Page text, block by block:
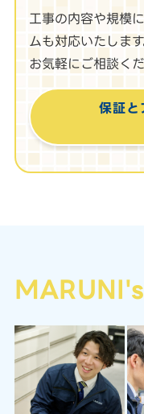
工事の内容や規模
ムも対応いたします
お気軽にご相談く
保証と